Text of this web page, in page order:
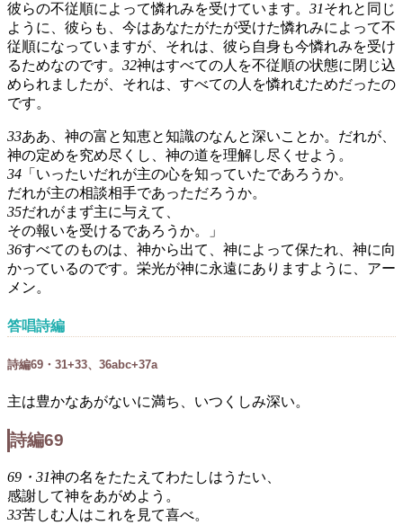
彼らの不従順によって憐れみを受けています。 31それと同じ
ように、彼らも、今はあなたがたが受けた憐れみによって不
従順になっていますが、それは、彼ら自身も今憐れみを受け
るためなのです。 32神はすべての人を不従順の状態に閉じ込
められましたが、それは、すべての人を憐れむためだったの
です。
33ああ、神の富と知恵と知識のなんと深いことか。だれが、
神の定めを究め尽くし、神の道を理解し尽くせよう。
34 「いったいだれが主の心を知っていたであろうか。
だれが主の相談相手であっただろうか。
35だれがまず主に与えて、
その報いを受けるであろうか。」
36すべてのものは、神から出て、神によって保たれ、神に向
かっているのです。栄光が神に永遠にありますように、アー
メン。
答唱詩編
詩編69・31+33、36abc+37a
主は豊かなあがないに満ち、いつくしみ深い。
詩編69
69・31神の名をたたえてわたしはうたい、
感謝して神をあがめよう。
33苦しむ人はこれを見て喜べ。